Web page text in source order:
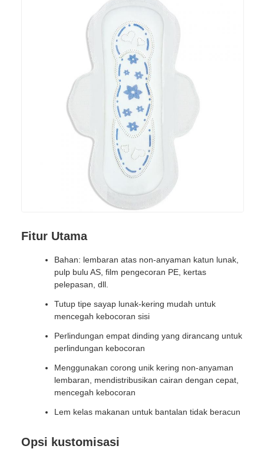
Fitur Utama
Bahan: lembaran atas non-anyaman katun lunak,
pulp bulu AS, film pengecoran PE, kertas
pelepasan, dll.
Tutup tipe sayap lunak-kering mudah untuk
mencegah kebocoran sisi
Perlindungan empat dinding yang dirancang untuk
perlindungan kebocoran
Menggunakan corong unik kering non-anyaman
lembaran, mendistribusikan cairan dengan cepat,
mencegah kebocoran
Lem kelas makanan untuk bantalan tidak beracun
Opsi kustomisasi